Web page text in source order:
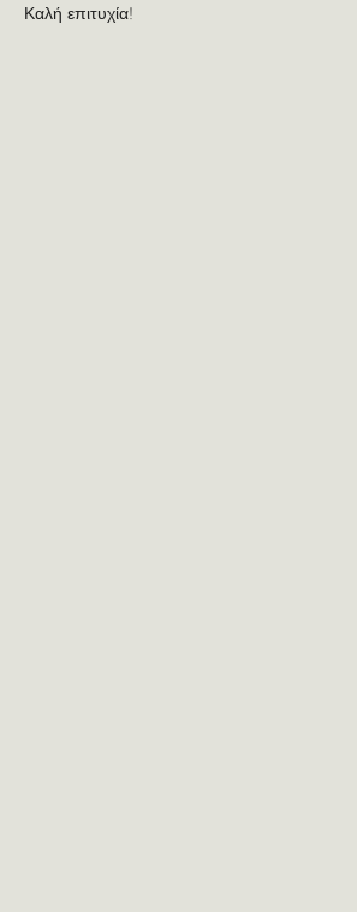
Καλή επιτυχία!